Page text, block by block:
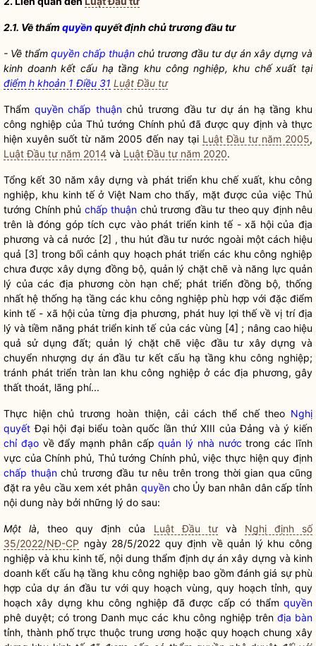
2.1. Về thẩmquyền quyết định chủ trương đầu tư
- Về thẩm quyền chấp thuận chủ trương đầu tư dự án xây dựng và
kinh doanh kết cấu hạ tầng khu công nghiệp, khu chế xuất tại
điểm h khoản 1 Điều 31 Luật Đầu tư
Thẩm quyền chấp thuậnchủ trương đầu tư dự án hạ tầng khu
công nghiệp của Thủ tướng Chính phủ đã được quy định và thực
hiện xuyên suốt từ năm 2005 đến nay tại Luật Đầu tư năm 2005,
Luật Đầu tư năm 2014 và Luật Đầu tư năm 2020.
Tổng kết 30 năm xây dựng và phát triển khu chế xuất, khu công
nghiệp, khu kinh tế ở Việt Nam cho thấy, mặt được của việc Thủ
tướng Chính phủ chấp thuận chủ trương đầu tư theo quy định nêu
trên là đóng góp tích cực vào phát triển kinh tế - xã hội của địa
phương và cả nước [2] , thu hút đầu tư nước ngoài một cách hiệu
quả [3] trong bối cảnh quy hoạch phát triển các khu công nghiệp
chưa được xây dựng đồng bộ, quản lý chặt chẽ và năng lực quản
lý của các địa phương còn hạn chế; phát triển đồng bộ, thống
nhất hệ thống hạ tầng các khu công nghiệp phù hợp với đặc điểm
kinh tế - xã hội của từng địa phương, phát huy lợi thế về vị trí địa
lý và tiềm năng phát triển kinh tế của các vùng [4] ; nâng cao hiệu
quả sử dụng đất; quản lý chặt chẽ việc đầu tư xây dựng và
chuyển nhượng dự án đầu tư kết cấu hạ tầng khu công nghiệp;
tránh phát triển tràn lan khu công nghiệp ở các địa phương, gây
thất thoát, lãng phí...
Thực hiện chủ trương hoàn thiện, cải cách thể chế theo Nghị
quyết Đại hội đại biểu toàn quốc lần thứ XIII của Đảng và ý kiến
chỉ đạovề đẩy mạnh phân cấpquản lý nhà nước trong các lĩnh
vực của Chính phủ, Thủ tướng Chính phủ, việc thực hiện quy định
chấp thuậnchủ trương đầu tư nêu trên trong thời gian qua cũng
đặt ra yêu cầu xem xét phân quyềncho Ủy ban nhân dân cấp tỉnh
nội dung này bởi những lý do sau:
Một là, theo quy định của Luật Đầu tưvà Nghị định số
35/2022/NĐ-CP ngày 28/5/2022 quy định về quản lý khu công
nghiệp và khu kinh tế, nội dung thẩm định dự án xây dựng và kinh
doanh kết cấu hạ tầng khu công nghiệp bao gồm đánh giá sự phù
hợp của dự án đầu tư với quy hoạch vùng, quy hoạch tỉnh, quy
hoạch xây dựng khu công nghiệp đã được cấp có thẩm quyền
phê duyệt; có trong Danh mục các khu công nghiệp trên địa bàn
tỉnh, thành phố trực thuộc trung ương hoặc quy hoạch chung xây